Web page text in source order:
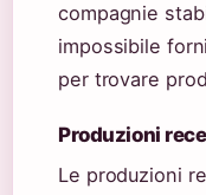
compagnie
impossibile
per trovare
Produzioni
Le produzioni